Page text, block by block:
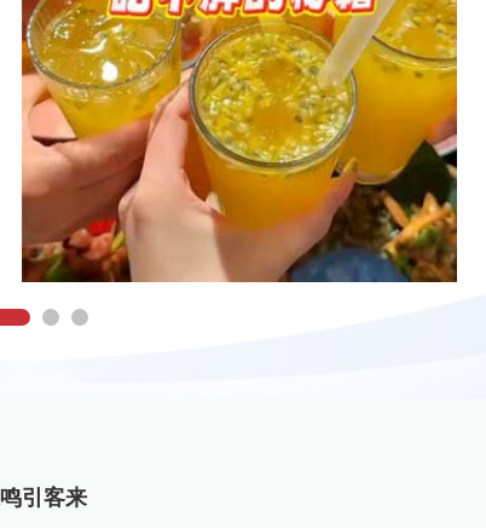
引客来